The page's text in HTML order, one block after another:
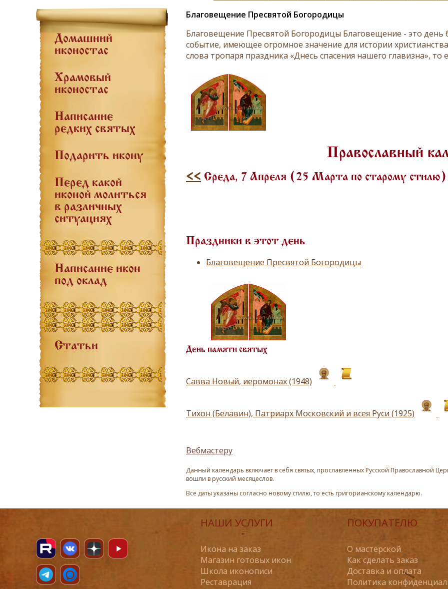
Домашний
иконостас
Храмовый
иконостас
Написание
редких святых
Подарить икону
Перед какой
иконой молиться
в различных
ситуациях
Написание икон
под оклад
Статьи
Благовещение Пресвятой Богородицы
Благовещение Пресвятой Богородицы Благовещение - это день
событие, имеющее огромное значение для истории
слова тропаря праздника «Днесь спасения нашего главизна», то
Православный
<< Среда, 7 Апреля (25 Марта по старому стилю)
Праздники в этот день
Благовещение Пресвятой Богородицы
День памяти святых
Савва Новый, иеромонах (1948)
Тихон (Белавин), Патриарх Московский и всея Руси (1925)
Вебмастеру
Данный календарь включает в себя святых, прославленных Русской Православной
вошли в русский месяцеслов.
Все даты указаны согласно новому стилю, то есть григорианскому календарю.
НАШИ УСЛУГИ
Икона на заказ
Магазин готовых икон
Школа иконописи
Реставрация
ПОКУПАТЕЛЮ
О мастерской
Как сделать заказ
Доставка и оплата
Политика